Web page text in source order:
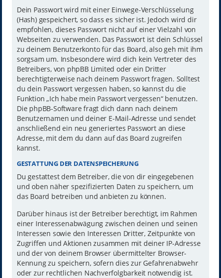
Dein Passwort wird mit einer Einwege-Verschlüsselung
(Hash) gespeichert, so dass es sicher ist. Jedoch wird dir
empfohlen, dieses Passwort nicht auf einer Vielzahl von
Webseiten zu verwenden. Das Passwort ist dein Schlüssel
zu deinem Benutzerkonto für das Board, also geh mit ihm
sorgsam um. Insbesondere wird dich kein Vertreter des
Betreibers, von phpBB Limited oder ein Dritter
berechtigterweise nach deinem Passwort fragen. Solltest
du dein Passwort vergessen haben, so kannst du die
Funktion „Ich habe mein Passwort vergessen“ benutzen.
Die phpBB-Software fragt dich dann nach deinem
Benutzernamen und deiner E-Mail-Adresse und sendet
anschließend ein neu generiertes Passwort an diese
Adresse, mit dem du dann auf das Board zugreifen
kannst.
GESTATTUNG DER DATENSPEICHERUNG
Du gestattest dem Betreiber, die von dir eingegebenen
und oben näher spezifizierten Daten zu speichern, um
das Board betreiben und anbieten zu können.
Darüber hinaus ist der Betreiber berechtigt, im Rahmen
einer Interessenabwägung zwischen deinen und seinen
Interessen sowie den Interessen Dritter, Zeitpunkte von
Zugriffen und Aktionen zusammen mit deiner IP-Adresse
und der von deinem Browser übermittelter Browser-
Kennung zu speichern, sofern dies zur Gefahrenabwehr
oder zur rechtlichen Nachverfolgbarkeit notwendig ist.